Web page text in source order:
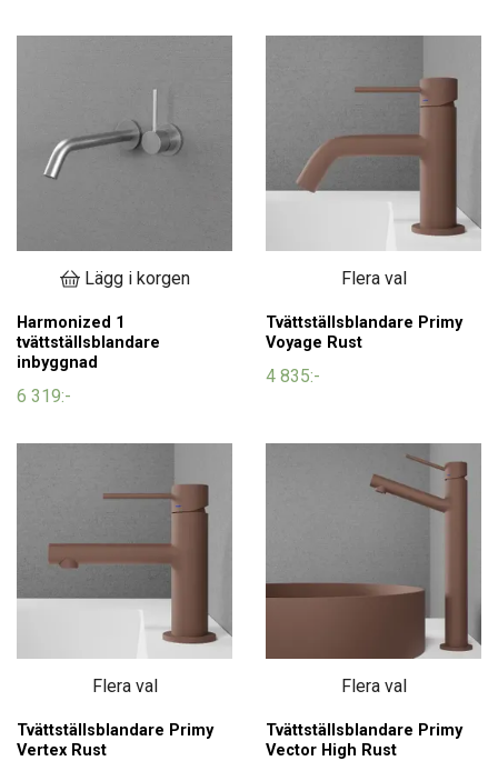
Lägg i korgen
Harmonized 1
tvättställsblandare
inbyggnad
6 319:-
Flera val
Tvättställsblandare Primy
Voyage Rust
4 835:-
Flera val
Tvättställsblandare Primy
Vertex Rust
Flera val
Tvättställsblandare Primy
Vector High Rust